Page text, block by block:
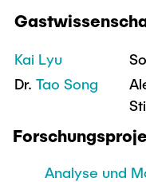
Kai Lyu
Dr. Tao Song
Analyse und